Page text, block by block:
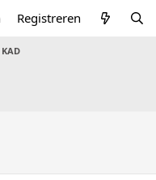
Registreren